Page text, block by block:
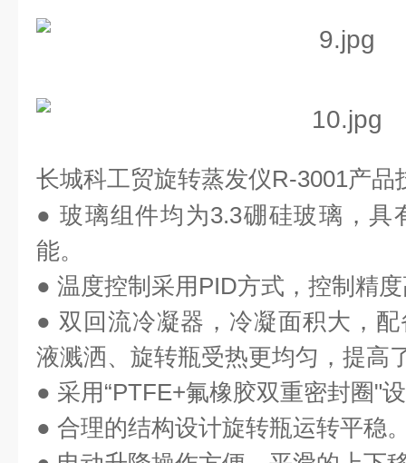
长城科工贸旋转蒸发仪R-3001产品
●玻璃组件均为3.3硼硅玻璃，具
能。
● 温度控制采用 PID方式，控制精
● 双回流冷凝器，冷凝面积大，
液溅洒、旋转瓶受热更均匀，提高
● 采用“PTFE+氟橡胶双重密封圈"
● 合理的结构设计旋转瓶运转平稳